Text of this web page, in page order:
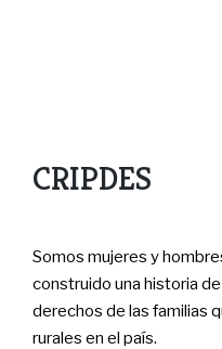
CRIPDES
Somos mujeres y
construido una historia
derechos de las familias
rurales en el país.